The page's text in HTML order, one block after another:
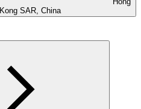
Kong SAR, China